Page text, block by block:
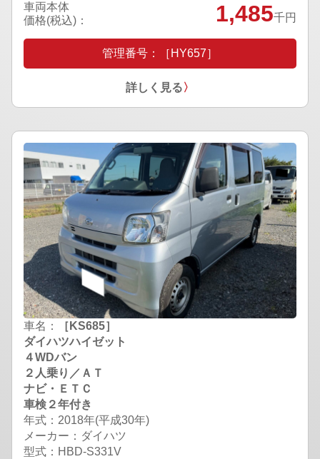
車両本体
価格(税込)：
1,485千円
管理番号：［HY657］
詳しく見る〉
車名：
［KS685］
ダイハツハイゼット
４WDバン
２人乗り／ＡＴ
ナビ・ＥＴＣ
車検２年付き
年式：2018年(平成30年)
メーカー：ダイハツ
型式：HBD-S331V